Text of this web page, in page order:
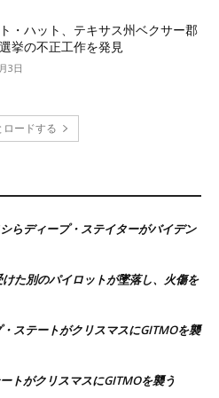
・ハット、テキサス州ベクサー郡
挙の不正工作を発見
3日
ロードする
らディープ・ステイターがバイデン
た別のパイロットが墜落し、火傷を
ステートがクリスマスにGITMOを襲
トがクリスマスにGITMOを襲う